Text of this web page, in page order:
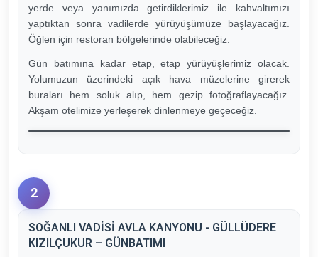
yerde veya yanımızda getirdiklerimiz ile kahvaltımızı
yaptıktan sonra vadilerde yürüyüşümüze başlayacağız.
Öğlen için restoran bölgelerinde olabileceğiz.
Gün batımına kadar etap, etap yürüyüşlerimiz olacak.
Yolumuzun üzerindeki açık hava müzelerine girerek
buraları hem soluk alıp, hem gezip fotoğraflayacağız.
Akşam otelimize yerleşerek dinlenmeye geçeceğiz.
2
SOĞANLI VADİSİ AVLA KANYONU - GÜLLÜDERE
KIZILÇUKUR – GÜNBATIMI